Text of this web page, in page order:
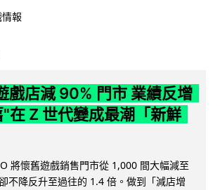
報
戲店減 90% 門市 業績反增
"在 Z 世代變成最潮「新鮮
將懷舊遊戲銷售門市從 1,000 間大幅減至
不降反升至過往的 1.4 倍。做到「減店增